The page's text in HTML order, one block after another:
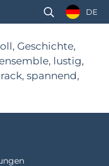
DE
Geschichte,
lustig,
spannend,